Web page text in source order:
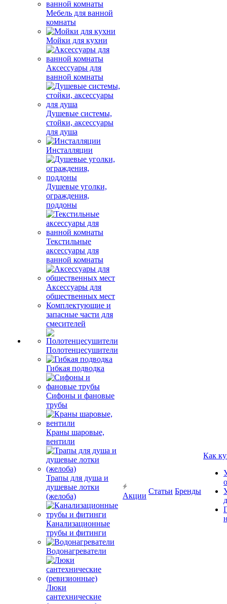
Мебель для ванной
комнаты
Мойки для кухни
Аксессуары для
ванной комнаты
Душевые системы,
стойки, аксессуары
для душа
Инсталляции
Душевые уголки,
ограждения,
поддоны
Текстильные
аксессуары для
ванной комнаты
Аксессуары для
общественных мест
Комплектующие и
запасные части для
смесителей
Полотенцесушители
Гибкая подводка
Сифоны и фановые
трубы
Краны шаровые,
вентили
Трапы для душа и
душевые лотки
(желоба)
Канализационные
трубы и фитинги
Водонагреватели
Люки
сантехнические
Акции
Статьи Бренды
Как